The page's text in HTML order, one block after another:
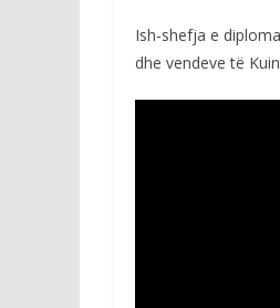
Ish-shefja e
dhe vendeve të